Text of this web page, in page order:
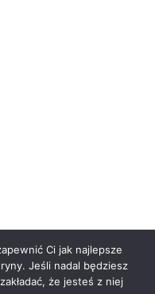
Ci jak najlepsze
Jeśli nadal będziesz
że jesteś z niej